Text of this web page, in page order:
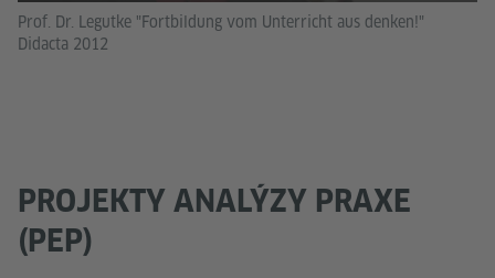
Prof. Dr. Legutke "Fortbildung vom Unterricht aus denken!"
Didacta 2012
PROJEKTY ANALÝZY PRAXE
(PEP)